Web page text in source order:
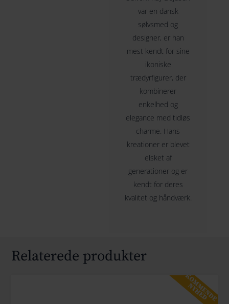
var en dansk
sølvsmed og
designer, er han
mest kendt for sine
ikoniske
trædyrfigurer, der
kombinerer
enkelhed og
elegance med tidløs
charme. Hans
kreationer er blevet
elsket af
generationer og er
kendt for deres
kvalitet og håndværk.
Relaterede produkter
KOMMENDE
NYHED